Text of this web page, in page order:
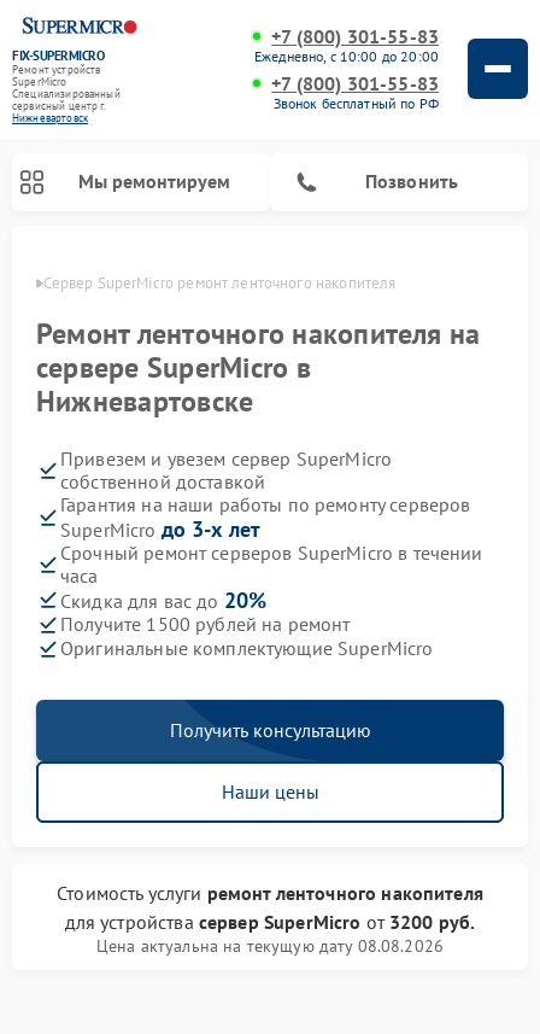
FIX-SUPERMICRO
Ремонт устройств
SuperMicro
Специализированный
cервисный центр г.
Нижневартовск
+7 (800) 301-55-83
Ежедневно, с 10:00 до 20:00
+7 (800) 301-55-83
Звонок бесплатный по РФ
Мы ремонтируем Позвонить
Сервер SuperMicro ремонт ленточного накопителя
Ремонт ленточного накопителя на
сервере SuperMicro в
Нижневартовске
Привезем и увезем сервер SuperMicro
собственной доставкой
Гарантия на наши работы по ремонту серверов
SuperMicro до 3-х лет
Срочный ремонт серверов SuperMicro в течении
часа
Скидка для вас до 20%
Получите 1500 рублей на ремонт
Оригинальные комплектующие SuperMicro
Получить консультацию
Наши цены
Стоимость услуги ремонт ленточного накопителя
для устройства сервер SuperMicro от 3200 руб.
Цена актуальна на текущую дату 08.08.2026